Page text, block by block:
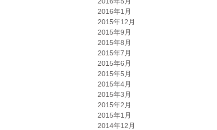
2016年1月
2015年12月
2015年9月
2015年8月
2015年7月
2015年6月
2015年5月
2015年4月
2015年3月
2015年2月
2015年1月
2014年12月